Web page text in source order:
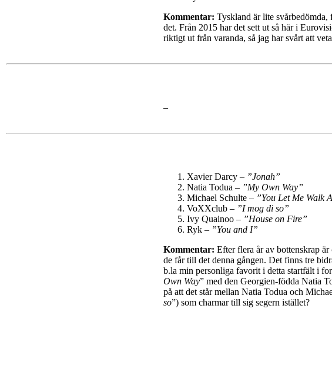
Kommentar: Tyskland är lite
det. Från 2015 har det sett ut så här i
riktigt ut från varanda, så jag har svårt att
–
Xavier Darcy – ”Jonah”
Natia Todua – ”My Own Way”
Michael Schulte – ”You Let Me Walk
VoXXclub – ”I mog di so”
Ivy Quainoo – ”House on Fire”
Ryk – ”You and I”
Kommentar: Efter flera år av bottenskrap
de får till det denna gången. Det finns tre
b.la min personliga favorit i detta startfält i
Own Way” med den Georgien-födda Natia
på att det står mellan Natia Todua och
so”) som charmar till sig segern istället?